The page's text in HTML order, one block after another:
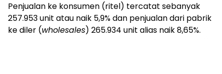
Penjualan ke konsumen (ritel) tercatat sebanyak
257.953 unit atau naik 5,9% dan penjualan dari pabrik
ke diler (wholesales) 265.934 unit alias naik 8,65%.